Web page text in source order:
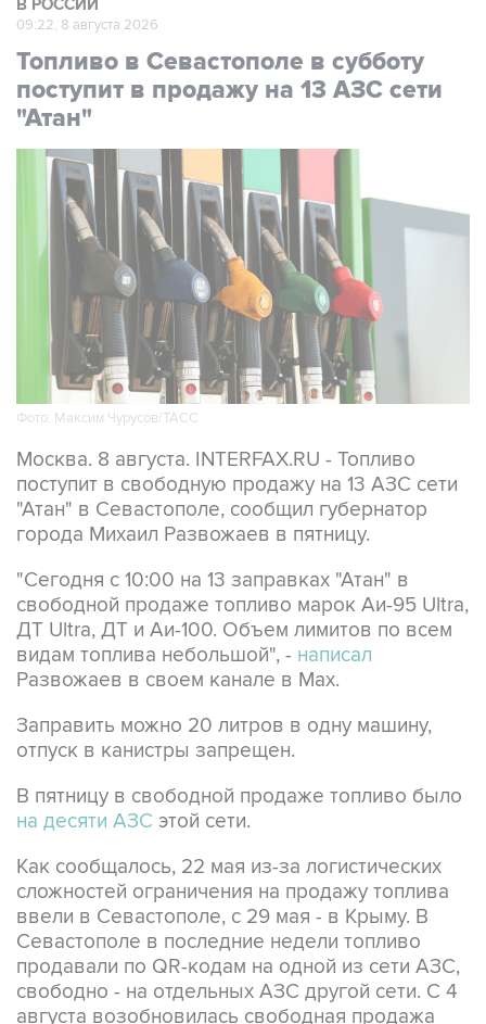
Топливо в Севастополе в субботу
поступит в продажу на 13 АЗС сети
"Атан"
Фото: Максим Чурусов/ТАСС
Москва. 8 августа. INTERFAX.RU - Топливо
"Атан" в Севастополе, сообщил губернатор
города Михаил Развожаев в пятницу.
"Сегодня с 10:00 на 13 заправках "Атан" в
ДТ Ultra, ДТ и Аи-100. Объем лимитов по всем
видам топлива небольшой", - написал
Развожаев в своем канале в Max.
Заправить можно 20 литров в одну машину,
В пятницу в свободной продаже топливо было
Как сообщалось, 22 мая из-за логистических
ввели в Севастополе, с 29 мая - в Крыму. В
Севастополе в последние недели топливо
продавали по QR-кодам на одной из сети АЗС,
свободно - на отдельных АЗС другой сети. С 4
августа возобновилась свободная продажа
топлива на заправках двух сетей.